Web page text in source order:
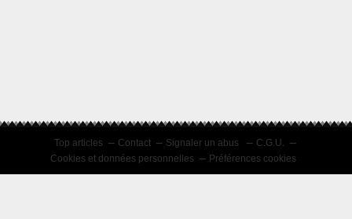
Top articles Contact Signaler un abus
C.G.U.
Cookies et données personnelles
Préférences cookies